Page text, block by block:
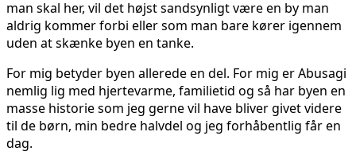
man skal her, vil det højst sandsynligt være en by man
aldrig kommer forbi eller som man bare kører igennem
uden at skænke byen en tanke.
For mig betyder byen allerede en del. For mig er Abusagi
nemlig lig med hjertevarme, familietid og så har byen en
masse historie som jeg gerne vil have bliver givet videre
til de børn, min bedre halvdel og jeg forhåbentlig får en
dag.